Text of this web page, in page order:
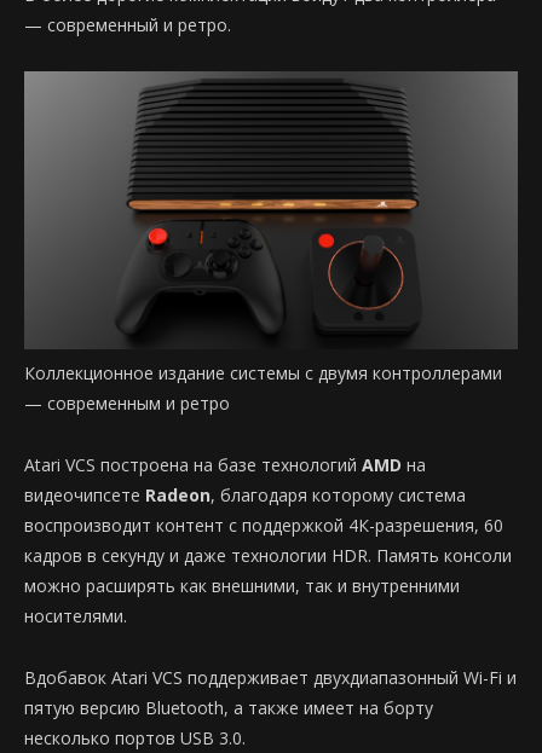
— современный и ретро.
Коллекционное издание системы с двумя контроллерами
— современным и ретро
Atari VCS построена на базе технологий AMD на
видеочипсете Radeon, благодаря которому система
воспроизводит контент с поддержкой 4К-разрешения, 60
кадров в секунду и даже технологии HDR. Память консоли
можно расширять как внешними, так и внутренними
носителями.
Вдобавок Atari VCS поддерживает двухдиапазонный Wi-Fi и
пятую версию Bluetooth, а также имеет на борту
несколько портов USB 3.0.